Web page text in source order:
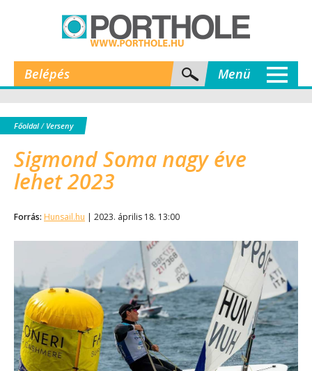
Belépés Menü
Főoldal/ Verseny
Sigmond Soma nagy éve
lehet 2023
Forrás: Hunsail.hu | 2023. április 18. 13:00